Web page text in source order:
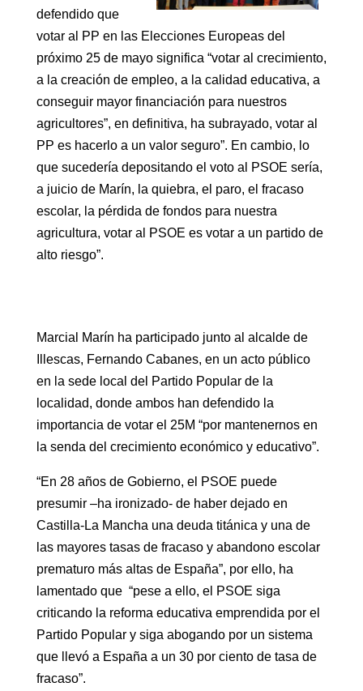
defendido que
votar al PP en las Elecciones Europeas del
próximo 25 de mayo significa “votar al crecimiento,
a la creación de empleo, a la calidad educativa, a
conseguir mayor financiación para nuestros
agricultores”, en definitiva, ha subrayado, votar al
PP es hacerlo a un valor seguro”. En cambio, lo
que sucedería depositando el voto al PSOE sería,
a juicio de Marín, la quiebra, el paro, el fracaso
escolar, la pérdida de fondos para nuestra
agricultura, votar al PSOE es votar a un partido de
alto riesgo”.
Marcial Marín ha participado junto al alcalde de
Illescas, Fernando Cabanes, en un acto público
en la sede local del Partido Popular de la
localidad, donde ambos han defendido la
importancia de votar el 25M “por mantenernos en
la senda del crecimiento económico y educativo”.
“En 28 años de Gobierno, el PSOE puede
presumir –ha ironizado- de haber dejado en
Castilla-La Mancha una deuda titánica y una de
las mayores tasas de fracaso y abandono escolar
prematuro más altas de España”, por ello, ha
lamentado que “pese a ello, el PSOE siga
criticando la reforma educativa emprendida por el
Partido Popular y siga abogando por un sistema
que llevó a España a un 30 por ciento de tasa de
fracaso”.